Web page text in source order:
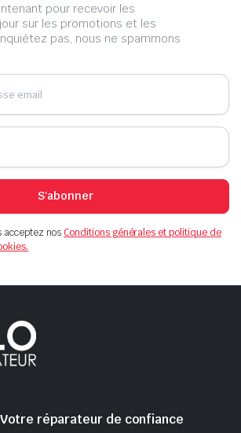
pour recevoir les
sur les promotions et les
pas, nous ne spammons
S'abonner
acceptez nosConditions générales et politique de
réparateur de confiance